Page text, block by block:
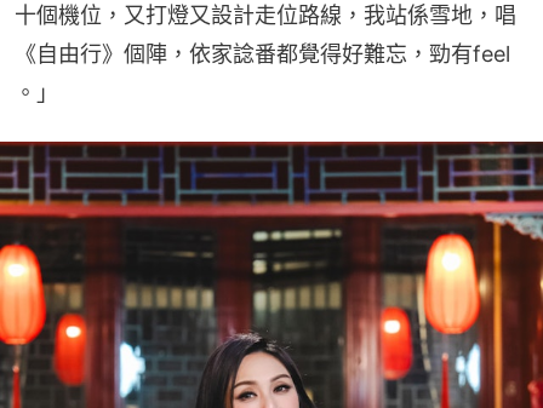
十個機位，又打燈又設計走位路線，我站係雪地，唱
《自由行》個陣，依家諗番都覺得好難忘，勁有feel
。」